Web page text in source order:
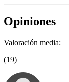
Opiniones
Valoración media:
(19)